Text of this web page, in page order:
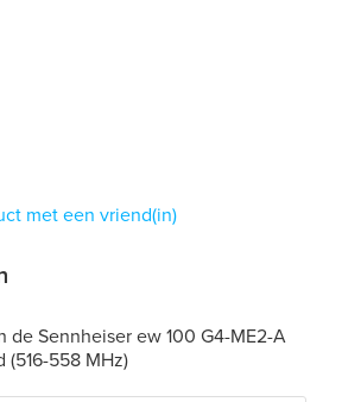
met een vriend(in)
de Sennheiser ew 100 G4-ME2-A
(516-558 MHz)